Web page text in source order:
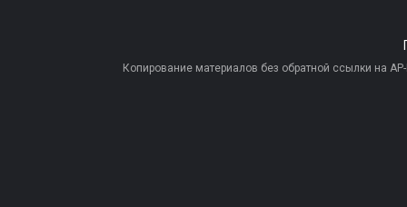
Копирование материалов без обратной ссылки на